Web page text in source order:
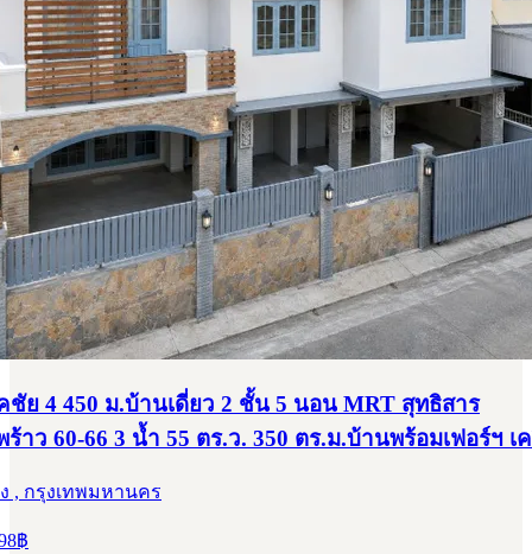
ชัย 4 450 ม.บ้านเดี่ยว 2 ชั้น 5 นอน MRT สุทธิสาร
าว 60-66 3 น้ำ 55 ตร.ว. 350 ตร.ม.บ้านพร้อมเฟอร์ฯ เ
, กรุงเทพมหานคร
฿